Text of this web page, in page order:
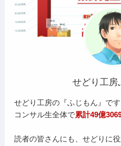
せどり工房
せどり工房の『ふじもん』です
コンサル生全体で累計49億
読者の皆さんにも、せどりに